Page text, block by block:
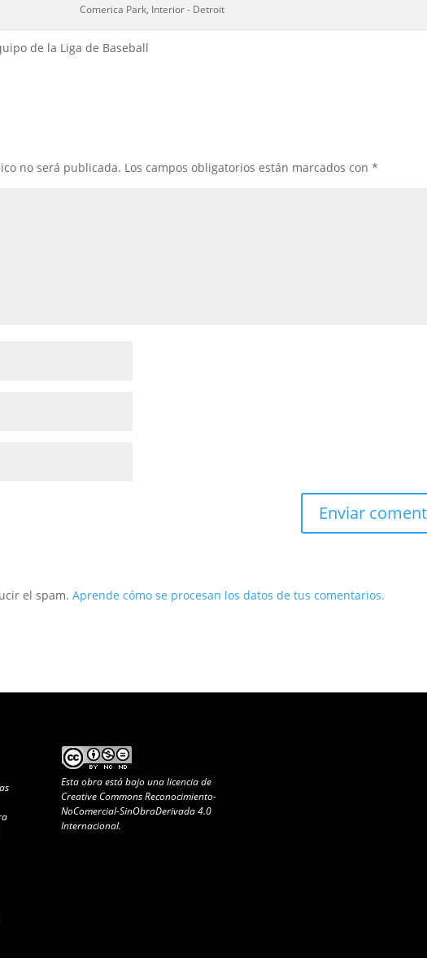
Comerica Park, Interior - Detroit
de la Liga de Baseball
no será publicada. Los campos obligatorios están marcados con*
el spam.Aprende cómo se procesan los datos de tus comentarios.
Esta obra está bajo unalicencia de
Creative Commons Reconocimiento-
NoComercial-SinObraDerivada 4.0
Internacional.